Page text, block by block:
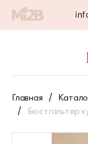
Главная
Бюстгальтер